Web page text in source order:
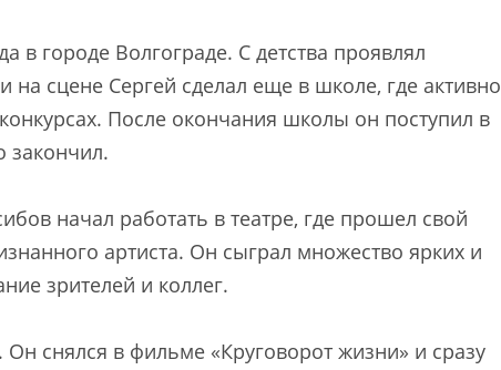
в городе Волгограде. С детства проявлял
на сцене Сергей сделал еще в школе, где активно
После окончания школы он поступил в
закончил.
начал работать в театре, где прошел свой
артиста. Он сыграл множество ярких и
зрителей и коллег.
снялся в фильме «Круговорот жизни» и сразу